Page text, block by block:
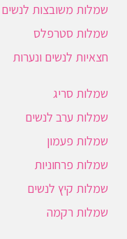
שמלות משובצות לנשים
שמלות סטרפלס
חצאיות לנשים ונערות
שמלות סריג
שמלות ערב לנשים
שמלות פעמון
שמלות פרחוניות
שמלות קיץ לנשים
שמלות רקמה